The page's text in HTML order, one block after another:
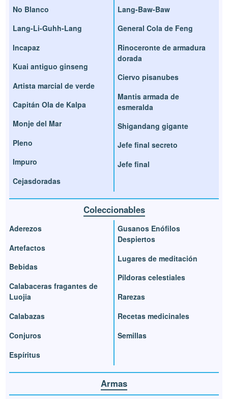
No Blanco
Lang-Li-Guhh-Lang
Incapaz
Kuai antiguo ginseng
Artista marcial de verde
Capitán Ola de Kalpa
Monje del Mar
Pleno
Impuro
Cejasdoradas
Lang-Baw-Baw
General Cola de Feng
Rinoceronte de armadura
dorada
Ciervo pisanubes
Mantis armada de
esmeralda
Shigandang gigante
Jefe final secreto
Jefe final
Coleccionables
Aderezos
Artefactos
Bebidas
Calabaceras fragantes de
Luojia
Calabazas
Conjuros
Espíritus
Gusanos Enófilos
Despiertos
Lugares de meditación
Píldoras celestiales
Rarezas
Recetas medicinales
Semillas
Armas